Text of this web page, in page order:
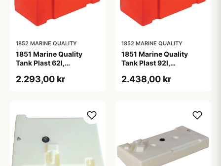
1852 MARINE QUALITY
1851 Marine Quality
Tank Plast 62l,
2.293,00 kr
1852 MARINE QUALITY
1851 Marine Quality
Tank Plast 92l,
2.438,00 kr